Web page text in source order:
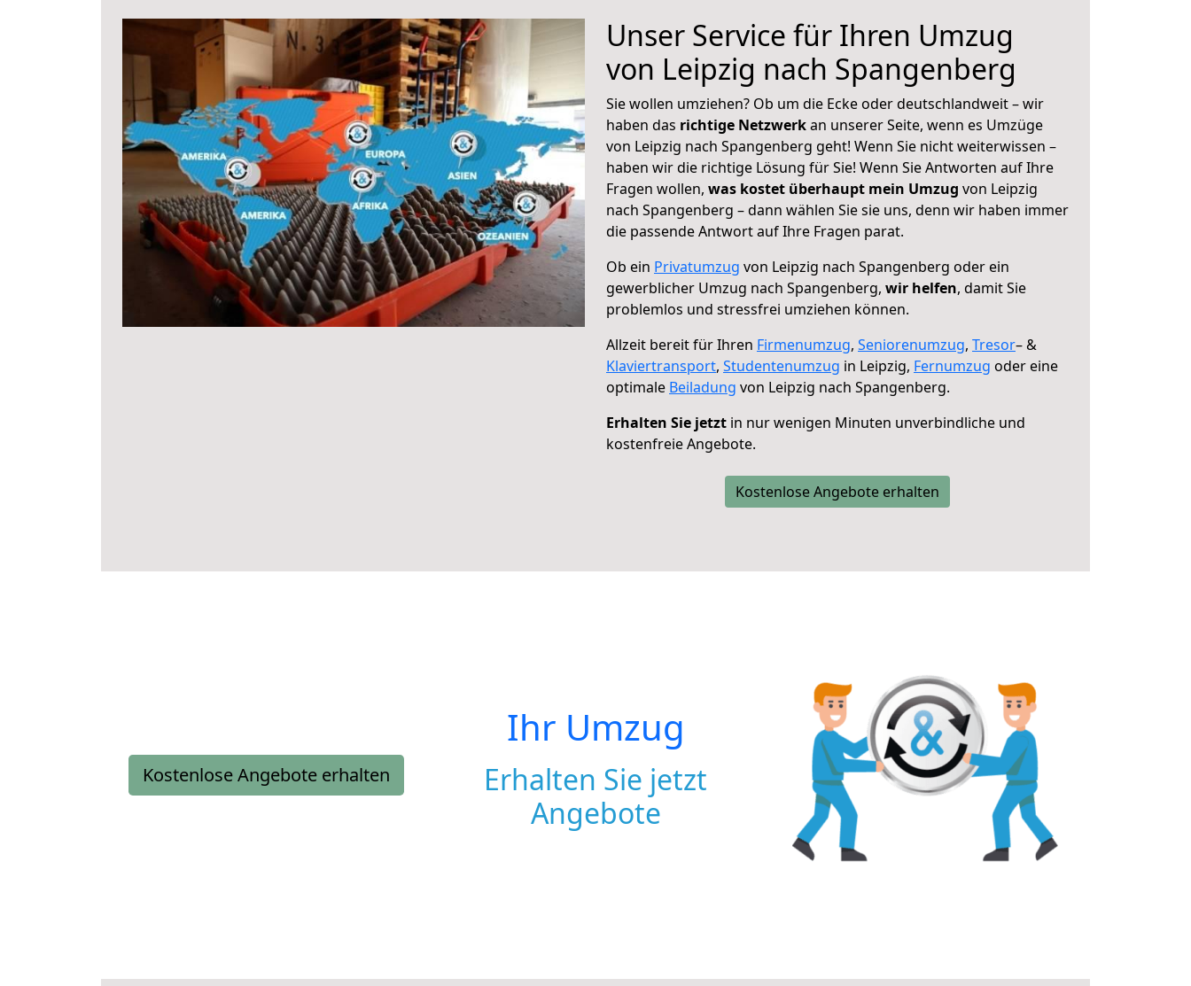
Unser Service für Ihren Umzug
von Leipzig nach Spangenberg
Sie wollen umziehen? Ob um die Ecke oder deutschlandweit – wir
haben das richtige Netzwerkan unserer Seite, wenn es Umzüge
von Leipzig nach Spangenberg geht! Wenn Sie nicht weiterwissen –
haben wir die richtige Lösung für Sie! Wenn Sie Antworten auf Ihre
Fragen wollen, was kostet überhaupt mein Umzug von Leipzig
nach Spangenberg – dann wählen Sie sie uns, denn wir haben immer
die passende Antwort auf Ihre Fragen parat.
Ob ein Privatumzug von Leipzig nach Spangenberg oder ein
gewerblicher Umzug nach Spangenberg, wir helfen, damit Sie
problemlos und stressfrei umziehen können.
Allzeit bereit für Ihren Firmenumzug, Seniorenumzug, Tresor– &
Klaviertransport, Studentenumzug in Leipzig, Fernumzug oder eine
optimale Beiladung von Leipzig nach Spangenberg.
Erhalten Sie jetzt in nur wenigen Minuten unverbindliche und
kostenfreie Angebote.
Kostenlose Angebote erhalten
Kostenlose Angebote erhalten
Ihr Umzug
Erhalten Sie jetzt
Angebote